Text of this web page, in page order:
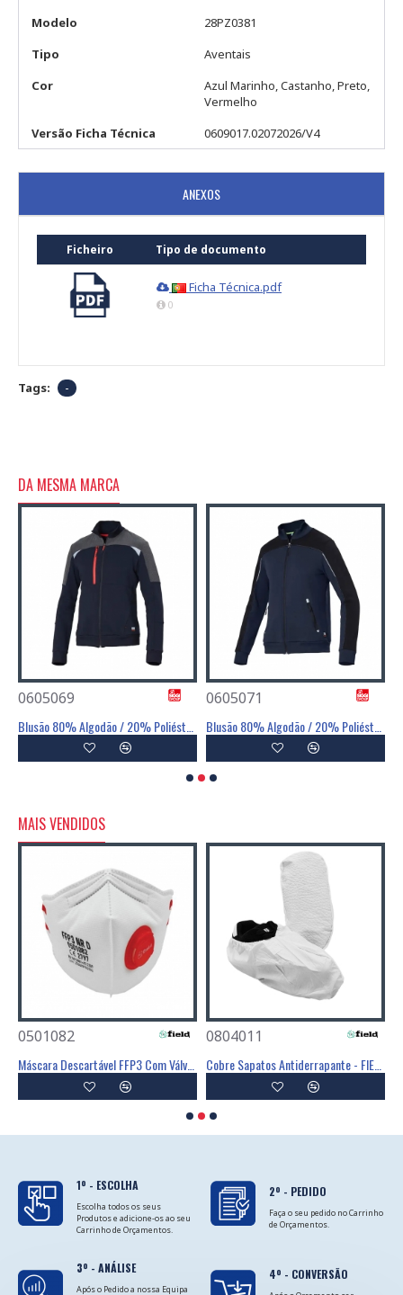
Modelo
28PZ0381
Tipo
Aventais
Cor
Azul Marinho, Castanho, Preto,
Vermelho
Versão Ficha Técnica
0609017.02072026/V4
ANEXOS
Ficheiro Tipo de documento
Ficha Técnica.pdf
0
Tags: -
DA MESMA MARCA
0605069 0605071
MAIS VENDIDOS
0501082 0804011
1º - ESCOLHA
Escolha todos os seus
Produtos e adicione-os ao seu
Carrinho de Orçamentos.
2º - PEDIDO
Faça o seu pedido no Carrinho
de Orçamentos.
3º - ANÁLISE
Após o Pedido a nossa Equipa
4º - CONVERSÃO